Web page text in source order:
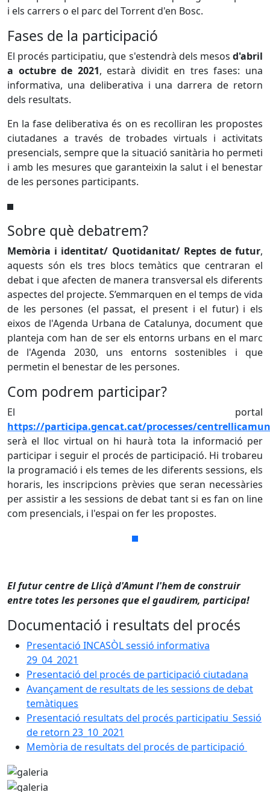
i els carrers o el parc del Torrent d'en Bosc.
Fases de la participació
El procés participatiu, que s'estendrà dels mesos d'abril
a octubre de 2021, estarà dividit en tres fases: una
informativa, una deliberativa i una darrera de retorn
dels resultats.
En la fase deliberativa és on es recolliran les propostes
ciutadanes a través de trobades virtuals i activitats
presencials, sempre que la situació sanitària ho permeti
i amb les mesures que garanteixin la salut i el benestar
de les persones participants.
Sobre què debatrem?
Memòria i identitat/ Quotidanitat/ Reptes de futur,
aquests són els tres blocs temàtics que centraran el
debat i que afecten de manera transversal els diferents
aspectes del projecte. S’emmarquen en el temps de vida
de les persones (el passat, el present i el futur) i els
eixos de l'Agenda Urbana de Catalunya, document que
planteja com han de ser els entorns urbans en el marc
de l'Agenda 2030, uns entorns sostenibles i que
permetin el benestar de les persones.
Com podrem participar?
El portal
https://participa.gencat.cat/processes/
serà el lloc virtual on hi haurà tota la informació per
participar i seguir el procés de participació. Hi trobareu
la programació i els temes de les diferents sessions, els
horaris, les inscripcions prèvies que seran necessàries
per assistir a les sessions de debat tant si es fan on line
com presencials, i l'espai on fer les propostes.
El futur centre de Lliçà d'Amunt l'hem de construir
entre totes les persones que el gaudirem, participa!
Documentació i resultats del procés
Presentació INCASÒL sessió informativa
29_04_2021
Presentació del procés de participació ciutadana
Avançament de resultats de les sessions de debat
temàtiques
Presentació resultats del procés participatiu_Sessió
de retorn 23_10_2021
Memòria de resultats del procés de participació